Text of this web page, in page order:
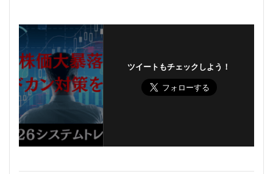
ツイートもチェックしよう！